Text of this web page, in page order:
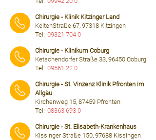
Chirurgie - Klinik Kitzinger Land
KeltenStraße 67, 97318 Kitzingen
Tel: 09321 704 0
Chirurgie - Klinikum Coburg
Ketschendorfer Straße 33, 96450 Coburg
Tel: 09561 22 0
Chirurgie - St. Vinzenz Klinik Pfronten im
Allgäu
Kirchenweg 15, 87459 Pfronten
Tel: 08363 693 0
Chirurgie - St. Elisabeth-Krankenhaus
Kissinger Straße 150, 97688 Kissingen